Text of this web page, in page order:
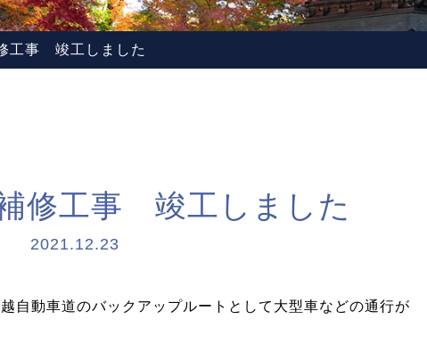
工事 竣工しました
修工事 竣工しました
2021.12.23
自動車道のバックアップルートとして大型車などの通行が